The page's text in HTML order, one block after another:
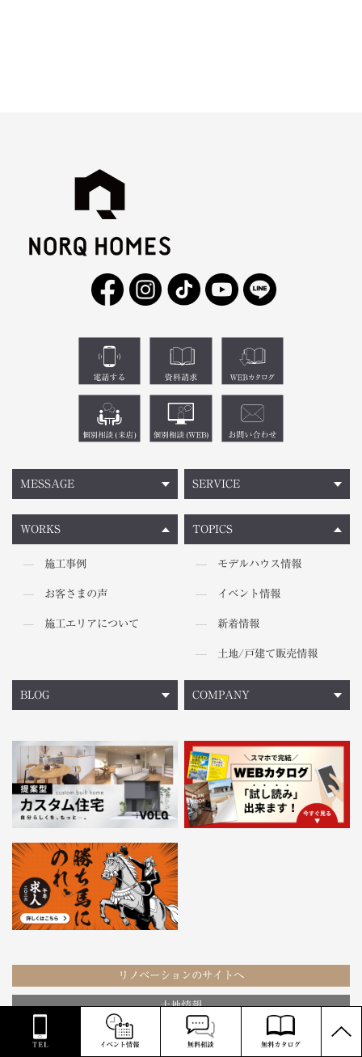
MESSAGE
WORKS
施工事例
お客さまの声
施工エリアについて
TOPICS
モデルハウス情報
イベント情報
新着情報
土地/戸建て販売情報
SERVICE
BLOG COMPANY
リノベーションのサイトへ
土地情報
カスタマーハラスメントに対する基本方針
TOP